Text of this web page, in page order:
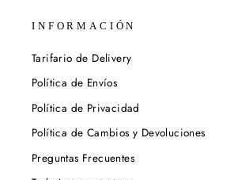
INFORMACIÓN
Tarifario de Delivery
Política de Envíos
Política de Privacidad
Política de Cambios y Devoluciones
Preguntas Frecuentes